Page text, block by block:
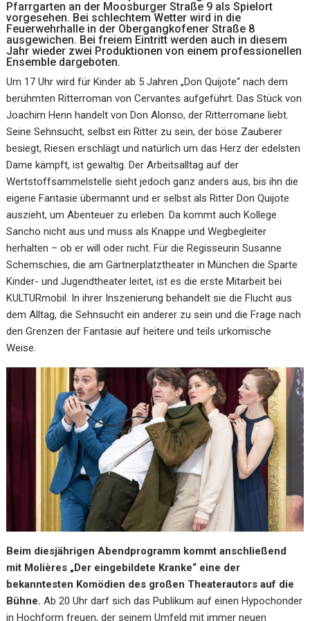
Pfarrgarten an der Moosburger Straße 9 als Spielort
vorgesehen. Bei schlechtem Wetter wird in die
Feuerwehrhalle in der Obergangkofener Straße 8
ausgewichen. Bei freiem Eintritt werden auch in diesem
Jahr wieder zwei Produktionen von einem professionellen
Ensemble dargeboten.
Um 17 Uhr wird für Kinder ab 5 Jahren „Don Quijote“ nach dem
berühmten Ritterroman von Cervantes aufgeführt. Das Stück von
Joachim Henn handelt von Don Alonso, der Ritterromane liebt.
Seine Sehnsucht, selbst ein Ritter zu sein, der böse Zauberer
besiegt, Riesen erschlägt und natürlich um das Herz der edelsten
Dame kämpft, ist gewaltig. Der Arbeitsalltag auf der
Wertstoffsammelstelle sieht jedoch ganz anders aus, bis ihn die
eigene Fantasie übermannt und er selbst als Ritter Don Quijote
auszieht, um Abenteuer zu erleben. Da kommt auch Kollege
Sancho nicht aus und muss als Knappe und Wegbegleiter
herhalten – ob er will oder nicht. Für die Regisseurin Susanne
Schemschies, die am Gärtnerplatztheater in München die Sparte
Kinder- und Jugendtheater leitet, ist es die erste Mitarbeit bei
KULTURmobil. In ihrer Inszenierung behandelt sie die Flucht aus
dem Alltag, die Sehnsucht ein anderer zu sein und die Frage nach
den Grenzen der Fantasie auf heitere und teils urkomische
Weise.
Beim diesjährigen Abendprogramm kommt anschließend
mit Molières „Der eingebildete Kranke“ eine der
bekanntesten Komödien des großen Theaterautors auf die
Bühne. Ab 20 Uhr darf sich das Publikum auf einen Hypochonder
in Hochform freuen, der seinem Umfeld mit immer neuen